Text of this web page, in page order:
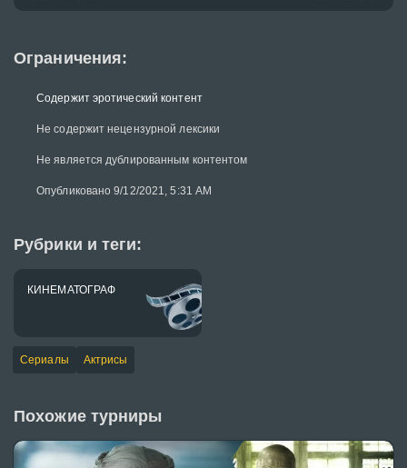
Ограничения:
Содержит эротический контент
Не содержит нецензурной лексики
Не является дублированным контентом
Опубликовано 9/12/2021, 5:31 AM
Рубрики и теги:
КИНЕМАТОГРАФ
Сериалы Актрисы
Похожие турниры